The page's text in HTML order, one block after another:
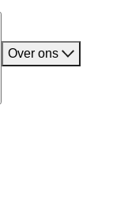
Over ons